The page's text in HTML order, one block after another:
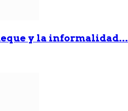
y la informalidad...